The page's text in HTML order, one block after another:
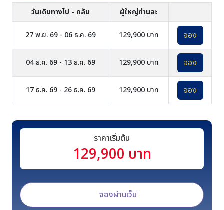
วันเดินทางไป - กลับ ผู้ใหญ่ท่านละ
27 พ.ย. 69 - 06 ธ.ค. 69 129,900 บาท จอง
04 ธ.ค. 69 - 13 ธ.ค. 69 129,900 บาท จอง
17 ธ.ค. 69 - 26 ธ.ค. 69 129,900 บาท จอง
ราคาเริ่มต้น
129,900 บาท
จองผ่านเว็บ